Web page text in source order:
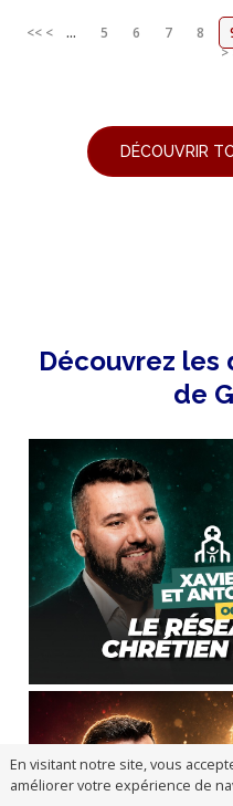
En visitant notre site, vous
améliorer votre expérience de
<< < ... 5 6 7 8
>
DÉCOUVRIR
Découvrez les
de